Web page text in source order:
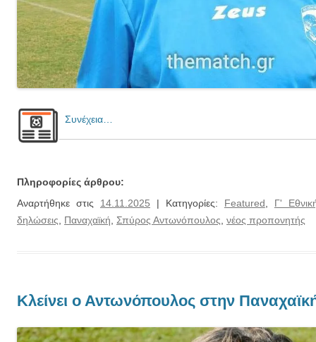
Συνέχεια…
Πληροφορίες άρθρου:
Αναρτήθηκε στις 14.11.2025 | Κατηγορίες: Featured, Γ'
δηλώσεις, Παναχαϊκή, Σπύρος Αντωνόπουλος, νέος προπονητής
Κλείνει ο Αντωνόπουλος στην